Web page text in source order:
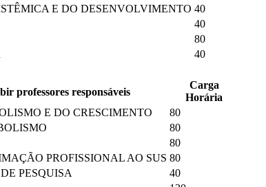
E DO DESENVOLVIMENTO 40
40
80
40
professores responsáveis
Carga
Horária
E DO CRESCIMENTO
80
80
80
PROFISSIONAL AO SUS 80
PESQUISA
40